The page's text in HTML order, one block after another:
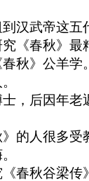
汉武帝这五
《春秋》最
秋》公羊学。
，后因年老
的人很多受
春秋谷梁传